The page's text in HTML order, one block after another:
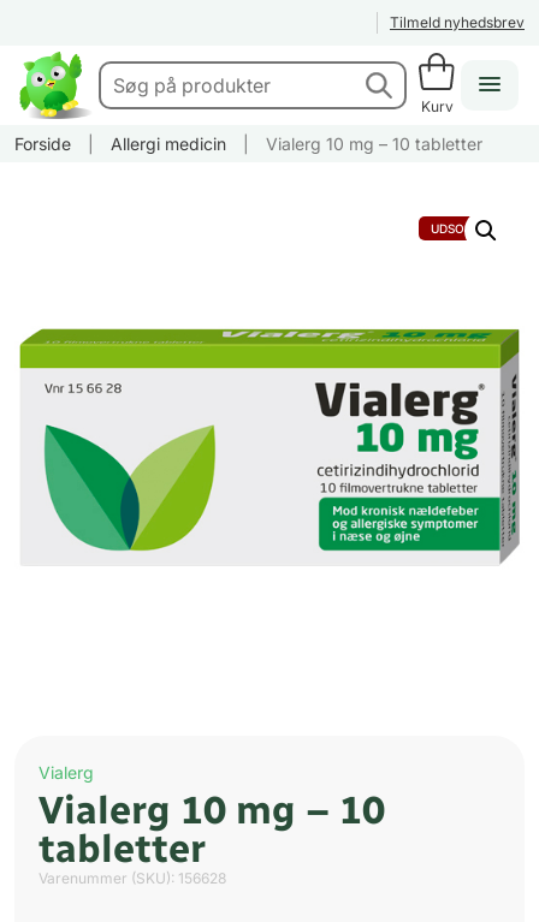
Tilmeld nyhedsbrev
Kurv
Forside Allergi medicin Vialerg 10 mg – 10 tabletter
UDSOLGT
Vialerg
Vialerg 10 mg – 10
tabletter
Varenummer (SKU): 156628